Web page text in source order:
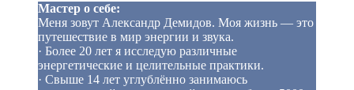
Мастер о себе:
Меня зовут Александр Демидов. Моя жизнь — это
путешествие в мир энергии и звука.
· Более 20 лет я исследую различные
энергетические и целительные практики.
· Свыше 14 лет углублённо занимаюсь